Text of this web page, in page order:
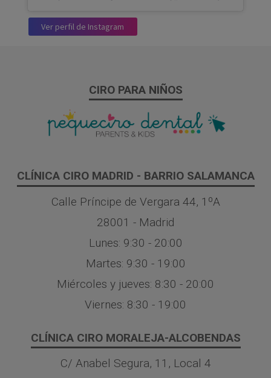
Ver perfil de Instagram
CIRO PARA NIÑOS
CLÍNICA CIRO MADRID - BARRIO SALAMANCA
Calle Príncipe de Vergara 44, 1ºA
28001 - Madrid
Lunes: 9:30 - 20:00
Martes: 9:30 - 19:00
Miércoles y jueves: 8:30 - 20:00
Viernes: 8:30 - 19:00
CLÍNICA CIRO MORALEJA-ALCOBENDAS
C/ Anabel Segura, 11, Local 4